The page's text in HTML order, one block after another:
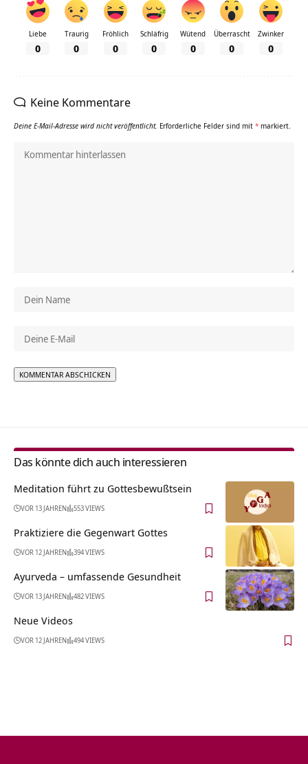
Liebe
0
Traurig
0
Fröhlich
0
Schläfrig
0
Wütend
0
Überrascht
0
Zwinker
0
Keine Kommentare
Deine E-Mail-Adresse wird nicht veröffentlicht. Erforderliche Felder sind mit * markiert.
Das könnte dich auch interessieren
Meditation führt zu Gottesbewußtsein
VOR 13 JAHREN 553 VIEWS
Praktiziere die Gegenwart Gottes
VOR 12 JAHREN 394 VIEWS
Ayurveda – umfassende Gesundheit
VOR 13 JAHREN 482 VIEWS
Neue Videos
VOR 12 JAHREN 494 VIEWS